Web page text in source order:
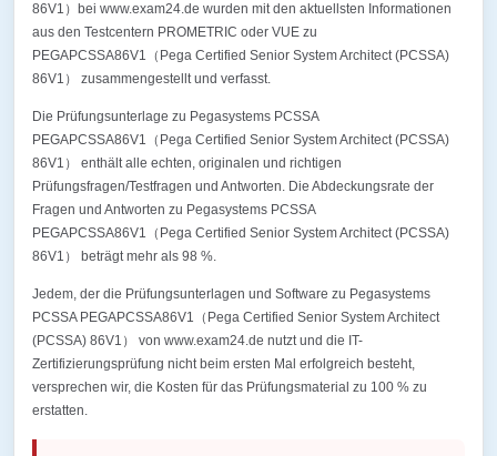
86V1）bei www.exam24.de wurden mit den aktuellsten Informationen
aus den Testcentern PROMETRIC oder VUE zu
PEGAPCSSA86V1（Pega Certified Senior System Architect (PCSSA)
86V1） zusammengestellt und verfasst.
Die Prüfungsunterlage zu Pegasystems PCSSA
PEGAPCSSA86V1（Pega Certified Senior System Architect (PCSSA)
86V1） enthält alle echten, originalen und richtigen
Prüfungsfragen/Testfragen und Antworten. Die Abdeckungsrate der
Fragen und Antworten zu Pegasystems PCSSA
PEGAPCSSA86V1（Pega Certified Senior System Architect (PCSSA)
86V1） beträgt mehr als 98 %.
Jedem, der die Prüfungsunterlagen und Software zu Pegasystems
PCSSA PEGAPCSSA86V1（Pega Certified Senior System Architect
(PCSSA) 86V1） von www.exam24.de nutzt und die IT-
Zertifizierungsprüfung nicht beim ersten Mal erfolgreich besteht,
versprechen wir, die Kosten für das Prüfungsmaterial zu 100 % zu
erstatten.